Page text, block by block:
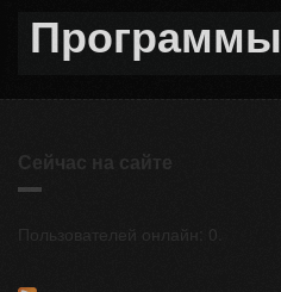
Программы
Сейчас на сайте
Пользователей онлайн: 0.